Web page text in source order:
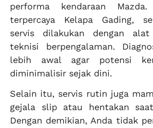
performa kendaraan
terpercaya Kelapa Gading,
servis dilakukan dengan
teknisi berpengalaman.
lebih awal agar potensi
diminimalisir sejak dini.
Selain itu, servis rutin juga
gejala slip atau hentakan
Dengan demikian, Anda tidak